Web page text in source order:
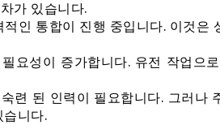
가 있습니다.
인 통합이 진행 중입니다. 이것은
요성이 증가합니다. 유전 작업으
련 된 인력이 필요합니다. 그러나
습니다.